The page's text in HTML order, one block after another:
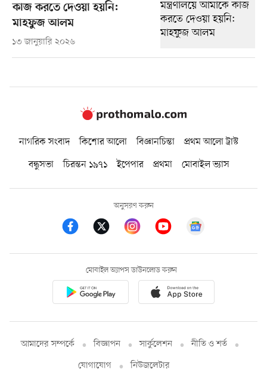
কাজ করতে দেওয়া হয়নি:
মাহফুজ আলম
১৩ জানুয়ারি ২০২৬
নাগরিক সংবাদ কিশোর আলো বিজ্ঞানচিন্তা
প্রথম আলো ট্রাস্ট
বন্ধুসভা
চিরন্তন ১৯৭১ ইপেপার প্রথমা মোবাইল ভ্যাস
অনুসরণ করুন
মোবাইল অ্যাপস ডাউনলোড করুন
আমাদের সম্পর্কে বিজ্ঞাপন সার্কুলেশন
নীতি ও শর্ত
যোগাযোগ
নিউজলেটার